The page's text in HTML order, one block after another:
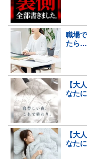
職場
たら…
【大
なたに
【大
なたに